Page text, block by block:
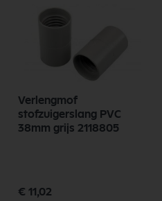
Verlengmof
stofzuigerslang PVC
38mm grijs 2118805
€ 11,02